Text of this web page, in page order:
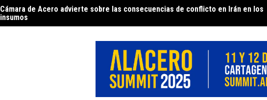
Cámara de Acero advierte sobre las consecuencias de conflicto en Irán en los
insumos
Imperial Soluciones de Acero – 50 años contribuyendo al desarrollo del sector
ferretero